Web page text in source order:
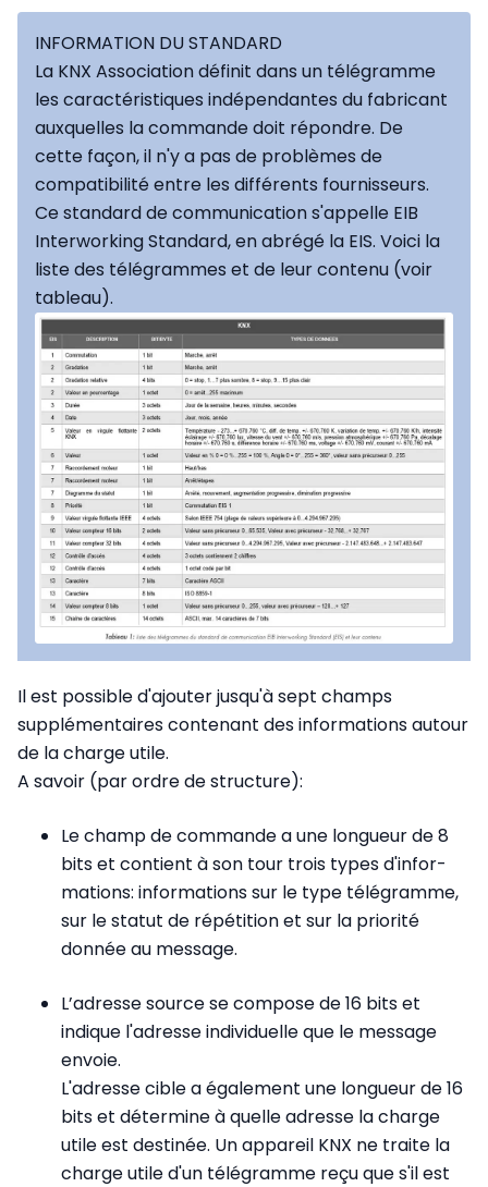
INFORMATION DU STANDARD
La KNX Association définit dans un télégramme
les caractéristiques indépendantes du fabricant
auxquelles la commande doit répondre. De
cette façon, il n'y a pas de problèmes de
compatibilité entre les différents fournisseurs.
Ce standard de communication s'appelle EIB
Interworking Standard, en abrégé la EIS. Voici la
liste des télégrammes et de leur contenu (voir
tableau).
Il est possible d'ajouter jusqu'à sept champs
supplémentaires contenant des informations autour
de la charge utile.
A savoir (par ordre de structure):
Le champ de commande a une longueur de 8
bits et contient à son tour trois types d'infor­
mations: informations sur le type télégramme,
sur le statut de répétition et sur la priorité
donnée au message.
L’adresse source se compose de 16 bits et
indique l'adresse individuelle que le message
envoie.
L'adresse cible a également une longueur de 16
bits et détermine à quelle adresse la charge
utile est destinée. Un appareil KNX ne traite la
charge utile d'un télégramme reçu que s'il est